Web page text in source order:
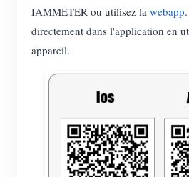
IAMMETER ou utilisez la webapp
directement dans l'application en
appareil.